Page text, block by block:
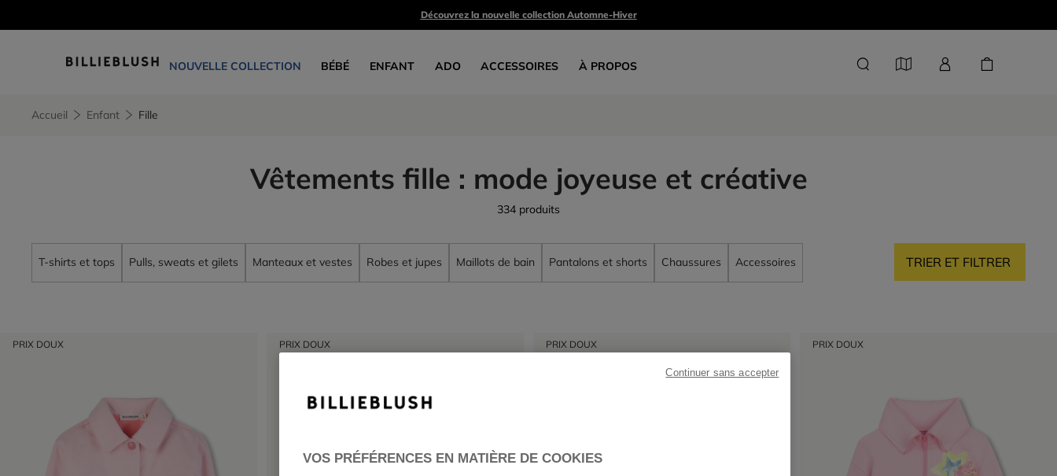
Découvrez la nouvelle collection Automne-Hiver
NOUVELLE COLLECTION BÉBÉ ENFANT ADO ACCESSOIRES À PROPOS
Accueil Enfant Fille
Vêtements fille : mode joyeuse et créative
334 produits
T-shirts et tops Pulls, sweats et gilets Manteaux et vestes Robes et jupes Maillots de bain Pantalons et shorts Chaussures Accessoires TRIER ET FILTRER
PRIX DOUX PRIX DOUX PRIX DOUX PRIX DOUX
VOS PRÉFÉRENCES EN MATIÈRE DE COOKIES
Continuer sans accepter